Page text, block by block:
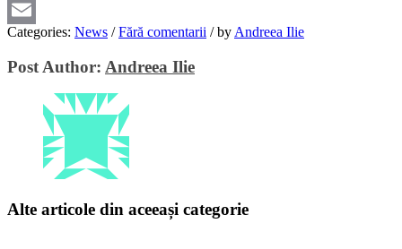
Viber
Email
Categories: News / Fără comentarii /by Andreea Ilie
Post Author: Andreea Ilie
Alte articole din aceeași categorie